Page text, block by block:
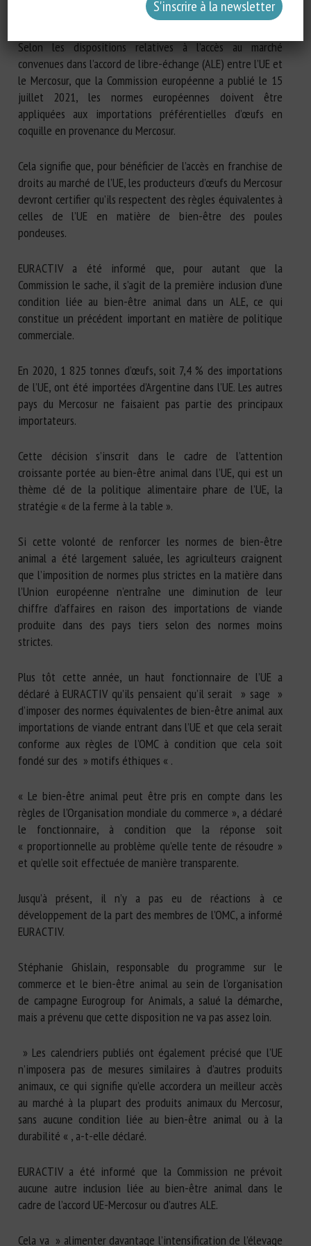
Selon les dispositions relatives à l’accès au marché
convenues dans l’accord de libre-échange (ALE) entre l’UE et
le Mercosur, que la Commission européenne a publié le 15
juillet 2021, les normes européennes doivent être
appliquées aux importations préférentielles d’œufs en
coquille en provenance du Mercosur.
Cela signifie que, pour bénéficier de l’accès en franchise de
droits au marché de l’UE, les producteurs d’œufs du Mercosur
devront certifier qu’ils respectent des règles équivalentes à
celles de l’UE en matière de bien-être des poules
pondeuses.
EURACTIV a été informé que, pour autant que la
Commission le sache, il s’agit de la première inclusion d’une
condition liée au bien-être animal dans un ALE, ce qui
constitue un précédent important en matière de politique
commerciale.
En 2020, 1 825 tonnes d’œufs, soit 7,4 % des importations
de l’UE, ont été importées d’Argentine dans l’UE. Les autres
pays du Mercosur ne faisaient pas partie des principaux
importateurs.
Cette décision s’inscrit dans le cadre de l’attention
croissante portée au bien-être animal dans l’UE, qui est un
thème clé de la politique alimentaire phare de l’UE, la
stratégie « de la ferme à la table ».
Si cette volonté de renforcer les normes de bien-être
animal a été largement saluée, les agriculteurs craignent
que l’imposition de normes plus strictes en la matière dans
l’Union européenne n’entraîne une diminution de leur
chiffre d’affaires en raison des importations de viande
produite dans des pays tiers selon des normes moins
strictes.
Plus tôt cette année, un haut fonctionnaire de l’UE a
déclaré à EURACTIV qu’ils pensaient qu’il serait » sage »
d’imposer des normes équivalentes de bien-être animal aux
importations de viande entrant dans l’UE et que cela serait
conforme aux règles de l’OMC à condition que cela soit
fondé sur des » motifs éthiques « .
« Le bien-être animal peut être pris en compte dans les
règles de l’Organisation mondiale du commerce », a déclaré
le fonctionnaire, à condition que la réponse soit
« proportionnelle au problème qu’elle tente de résoudre »
et qu’elle soit effectuée de manière transparente.
Jusqu’à présent, il n’y a pas eu de réactions à ce
développement de la part des membres de l’OMC, a informé
EURACTIV.
Stéphanie Ghislain, responsable du programme sur le
commerce et le bien-être animal au sein de l’organisation
de campagne Eurogroup for Animals, a salué la démarche,
mais a prévenu que cette disposition ne va pas assez loin.
» Les calendriers publiés ont également précisé que l’UE
n’imposera pas de mesures similaires à d’autres produits
animaux, ce qui signifie qu’elle accordera un meilleur accès
au marché à la plupart des produits animaux du Mercosur,
sans aucune condition liée au bien-être animal ou à la
durabilité « , a-t-elle déclaré.
EURACTIV a été informé que la Commission ne prévoit
aucune autre inclusion liée au bien-être animal dans le
cadre de l’accord UE-Mercosur ou d’autres ALE.
Cela va » alimenter davantage l’intensification de l’élevage